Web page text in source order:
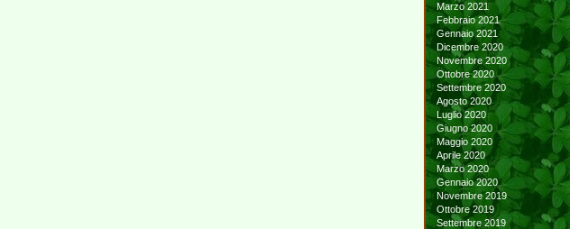
Marzo 2021
Febbraio 2021
Gennaio 2021
Dicembre 2020
Novembre 2020
Ottobre 2020
Settembre 2020
Agosto 2020
Luglio 2020
Giugno 2020
Maggio 2020
Aprile 2020
Marzo 2020
Gennaio 2020
Novembre 2019
Ottobre 2019
Settembre 2019